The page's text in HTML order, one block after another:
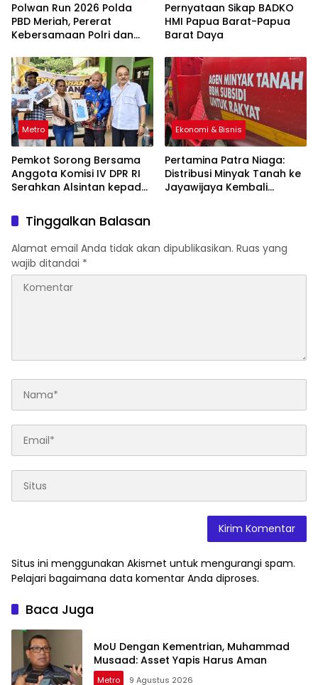
Polwan Run 2026 Polda
PBD Meriah, Pererat
Kebersamaan Polri dan
Pernyataan Sikap BADKO
HMI Papua Barat-Papua
Barat Daya
Metro
Pemkot Sorong Bersama
Anggota Komisi IV DPR RI
Serahkan Alsintan kepada
Ekonomi & Bisnis
Pertamina Patra Niaga:
Distribusi Minyak Tanah ke
Jayawijaya Kembali
Tinggalkan Balasan
Alamat email Anda tidak akan dipublikasikan. Ruas yang
wajib ditandai *
Situs ini menggunakan Akismet untuk mengurangi spam.
Pelajari bagaimana data komentar Anda diproses.
Baca Juga
MoU Dengan Kementrian, Muhammad
Musaad: Asset Yapis Harus Aman
Metro 9 Agustus 2026